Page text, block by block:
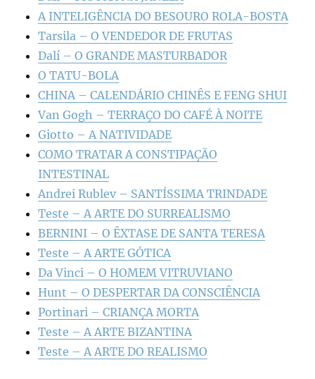
A INTELIGÊNCIA DO BESOURO ROLA-BOSTA
Tarsila – O VENDEDOR DE FRUTAS
Dalí – O GRANDE MASTURBADOR
O TATU-BOLA
CHINA – CALENDÁRIO CHINÊS E FENG SHUI
Van Gogh – TERRAÇO DO CAFÉ À NOITE
Giotto – A NATIVIDADE
COMO TRATAR A CONSTIPAÇÃO
INTESTINAL
Andrei Rublev – SANTÍSSIMA TRINDADE
Teste – A ARTE DO SURREALISMO
BERNINI – O ÊXTASE DE SANTA TERESA
Teste – A ARTE GÓTICA
Da Vinci – O HOMEM VITRUVIANO
Hunt – O DESPERTAR DA CONSCIÊNCIA
Portinari – CRIANÇA MORTA
Teste – A ARTE BIZANTINA
Teste – A ARTE DO REALISMO